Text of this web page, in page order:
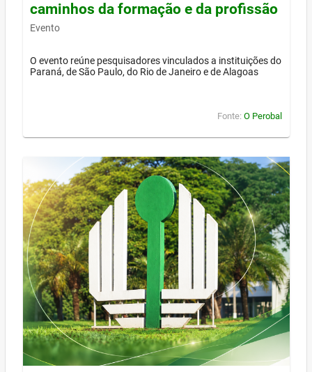
caminhos da formação e da profissão
Evento
O evento reúne pesquisadores vinculados a instituições do
Paraná, de São Paulo, do Rio de Janeiro e de Alagoas
Fonte: O Perobal